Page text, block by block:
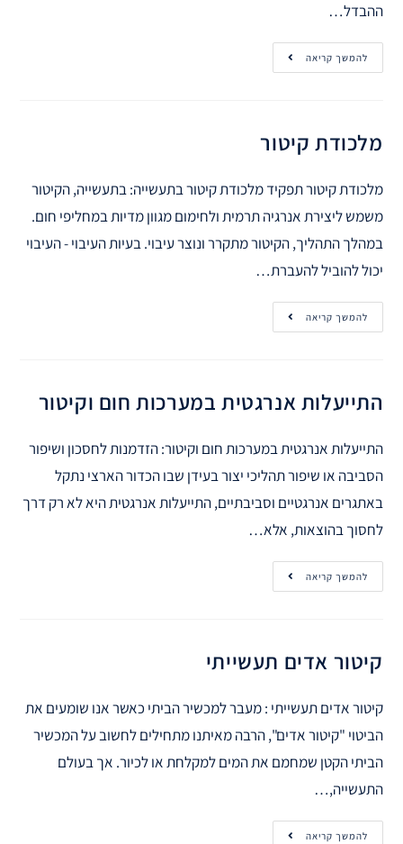
ההבדל…
להמשך קריאה
מלכודת קיטור
מלכודת קיטור תפקיד מלכודת קיטור בתעשייה: בתעשייה, הקיטור
משמש ליצירת אנרגיה תרמית ולחימום מגוון מדיות במחליפי חום.
במהלך התהליך, הקיטור מתקרר ונוצר עיבוי. בעיות העיבוי - העיבוי
יכול להוביל להעברת…
להמשך קריאה
התייעלות אנרגטית במערכות חום וקיטור
התייעלות אנרגטית במערכות חום וקיטור: הזדמנות לחסכון ושיפור
הסביבה או שיפור תהליכי יצור בעידן שבו הכדור הארצי נתקל
באתגרים אנרגטיים וסביבתיים, התייעלות אנרגטית היא לא רק דרך
לחסוך בהוצאות, אלא…
להמשך קריאה
קיטור אדים תעשייתי
קיטור אדים תעשייתי : מעבר למכשיר הביתי כאשר אנו שומעים את
הביטוי "קיטור אדים", הרבה מאיתנו מתחילים לחשוב על המכשיר
הביתי הקטן שמחמם את המים למקלחת או לכיור. אך בעולם
התעשייה,…
להמשך קריאה